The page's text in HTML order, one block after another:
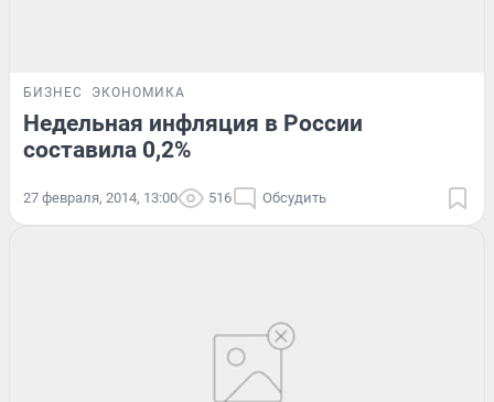
БИЗНЕС ЭКОНОМИКА
Недельная инфляция в России
составила 0,2%
27 февраля, 2014, 13:00 516 Обсудить